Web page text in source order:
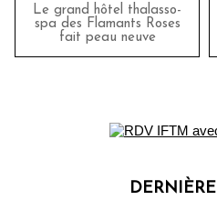
Le grand hôtel thalasso-
spa des Flamants Roses
fait peau neuve
DERNIÈRE